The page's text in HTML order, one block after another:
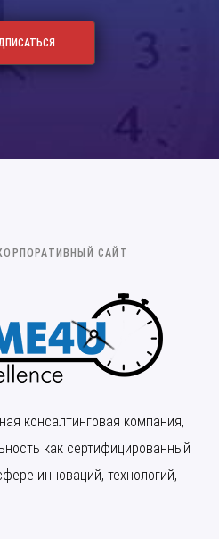
САЙТ
консалтинговая компания,
как сертифицированный
инноваций, технологий,